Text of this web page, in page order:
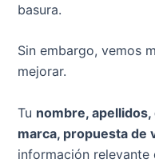
basura.
Sin embargo, vemos
mejorar.
Tu nombre,
marca, propuesta de
información relevante